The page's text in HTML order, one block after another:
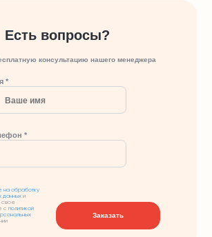
Есть вопросы?
консультацию нашего менеджера
*
*
на обработку
данных и
свое
сполитикой
Заказать